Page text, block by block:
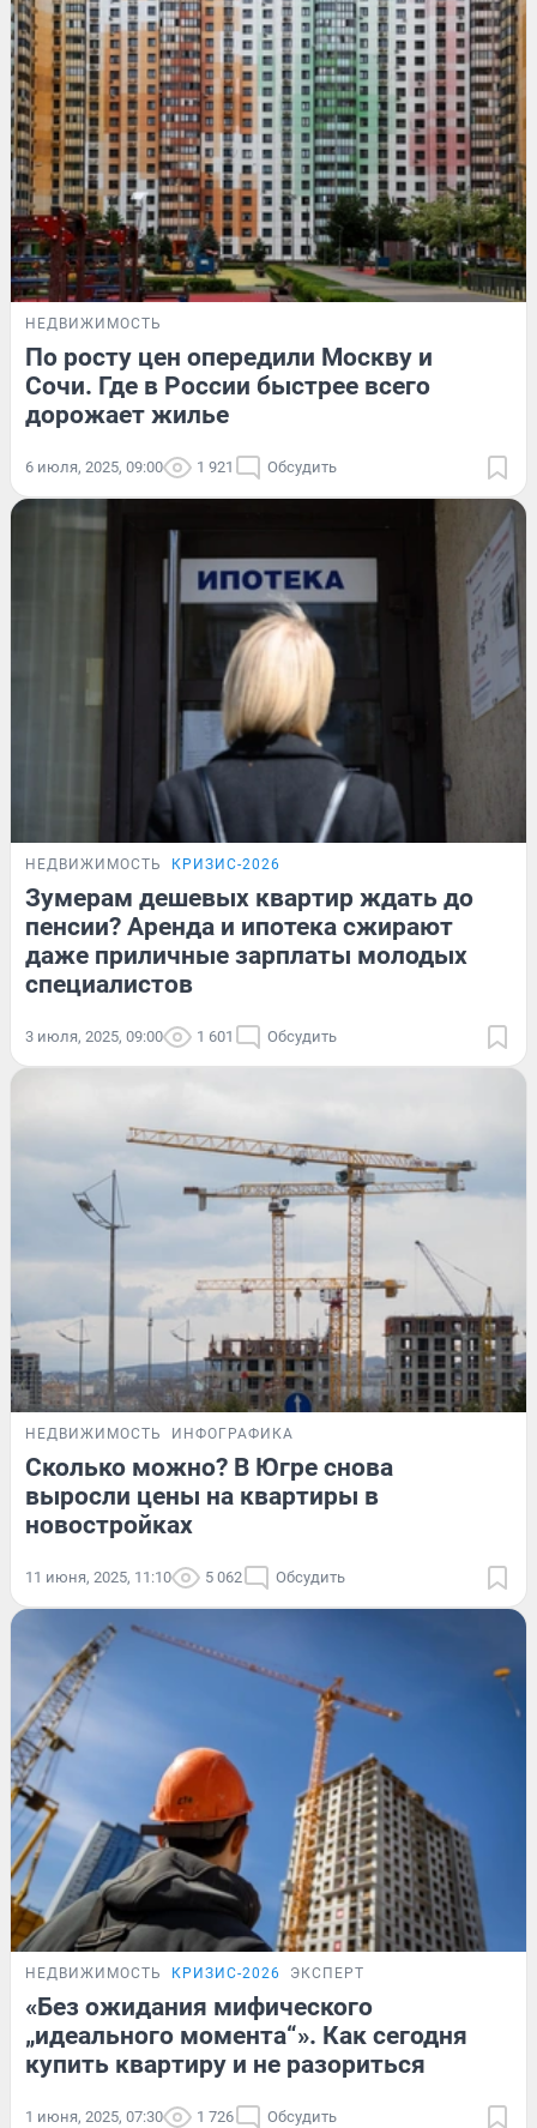
НЕДВИЖИМОСТЬ
По росту цен опередили Москву и
Сочи. Где в России быстрее всего
дорожает жилье
6 июля, 2025, 09:00 1 921 Обсудить
НЕДВИЖИМОСТЬ КРИЗИС-2026
Зумерам дешевых квартир ждать до
пенсии? Аренда и ипотека сжирают
даже приличные зарплаты молодых
специалистов
3 июля, 2025, 09:00 1 601 Обсудить
НЕДВИЖИМОСТЬ ИНФОГРАФИКА
Сколько можно? В Югре снова
выросли цены на квартиры в
новостройках
11 июня, 2025, 11:10 5 062 Обсудить
НЕДВИЖИМОСТЬ КРИЗИС-2026 ЭКСПЕРТ
«Без ожидания мифического
„идеального момента“». Как сегодня
купить квартиру и не разориться
1 июня, 2025, 07:30 1 726 Обсудить